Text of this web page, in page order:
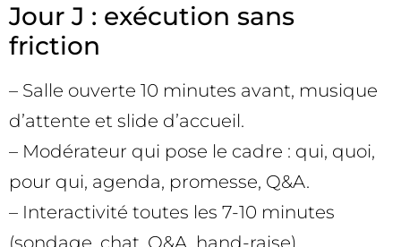
Jour J : exécution sans
friction
– Salle ouverte 10 minutes avant, musique
d’attente et slide d’accueil.
– Modérateur qui pose le cadre : qui, quoi,
pour qui, agenda, promesse, Q&A.
– Interactivité toutes les 7-10 minutes
(sondage, chat, Q&A, hand-raise).